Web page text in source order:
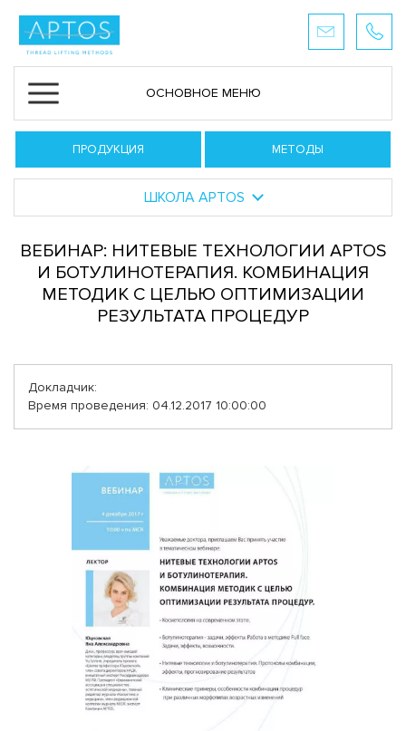
ОСНОВНОЕ МЕНЮ
ПРОДУКЦИЯ МЕТОДЫ
ШКОЛА APTOS
ВЕБИНАР: НИТЕВЫЕ ТЕХНОЛОГИИ APTOS
И БОТУЛИНОТЕРАПИЯ. КОМБИНАЦИЯ
МЕТОДИК С ЦЕЛЬЮ ОПТИМИЗАЦИИ
РЕЗУЛЬТАТА ПРОЦЕДУР
Докладчик:
Время проведения: 04.12.2017 10:00:00